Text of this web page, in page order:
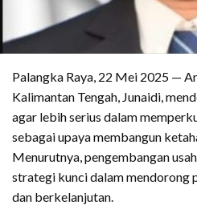
Palangka Raya, 22 Mei 2025 —
Kalimantan Tengah, Junaidi,
agar lebih serius dalam
sebagai upaya membangun
Menurutnya, pengembangan
strategi kunci dalam mendorong
dan berkelanjutan.